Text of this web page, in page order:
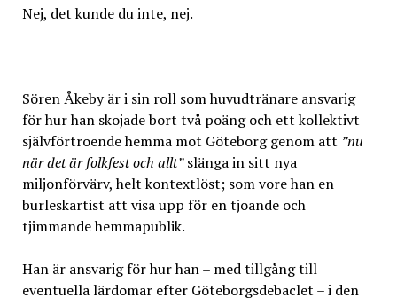
Nej, det kunde du inte, nej.
Sören Åkeby är i sin roll som huvudtränare ansvarig
för hur han skojade bort två poäng och ett kollektivt
självförtroende hemma mot Göteborg genom att ”nu
när det är folkfest och allt”slänga in sitt nya
miljonförvärv, helt kontextlöst; som vore han en
burleskartist att visa upp för en tjoande och
tjimmande hemmapublik.
Han är ansvarig för hur han – med tillgång till
eventuella lärdomar efter Göteborgsdebaclet – i den